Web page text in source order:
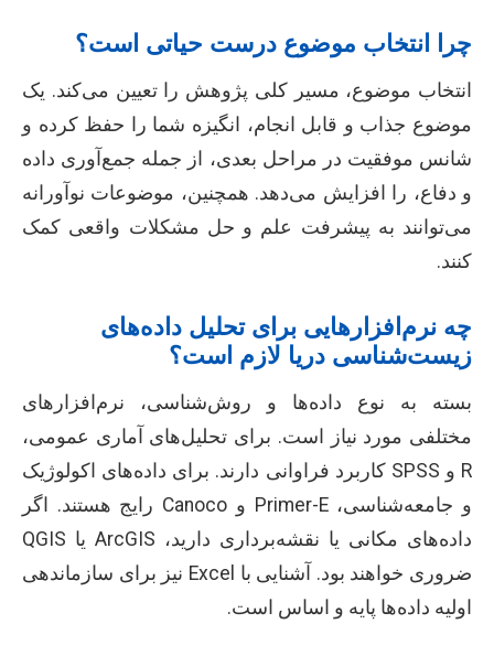
چرا انتخاب موضوع درست حیاتی است؟
انتخاب موضوع، مسیر کلی پژوهش را تعیین می‌کند. یک
موضوع جذاب و قابل انجام، انگیزه شما را حفظ کرده و
شانس موفقیت در مراحل بعدی، از جمله جمع‌آوری داده
و دفاع، را افزایش می‌دهد. همچنین، موضوعات نوآورانه
می‌توانند به پیشرفت علم و حل مشکلات واقعی کمک
کنند.
چه نرم‌افزارهایی برای تحلیل داده‌های
زیست‌شناسی دریا لازم است؟
بسته به نوع داده‌ها و روش‌شناسی، نرم‌افزارهای
مختلفی مورد نیاز است. برای تحلیل‌های آماری عمومی،
R و SPSS کاربرد فراوانی دارند. برای داده‌های اکولوژیک
و جامعه‌شناسی، Primer-E و Canoco رایج هستند. اگر
داده‌های مکانی یا نقشه‌برداری دارید، ArcGIS یا QGIS
ضروری خواهند بود. آشنایی با Excel نیز برای سازماندهی
اولیه داده‌ها پایه و اساس است.